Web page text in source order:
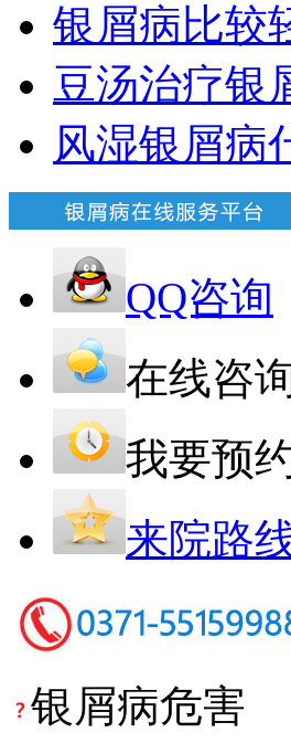
银屑病比较
豆汤治疗银
风湿银屑病
QQ咨询
在线咨
我要预
来院路
银屑病危害